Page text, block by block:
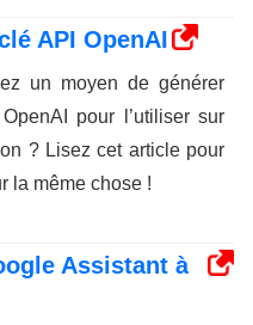
API OpenAI
un moyen de générer
pour l’utiliser sur
? Lisez cet article pour
la même chose !
Assistant à